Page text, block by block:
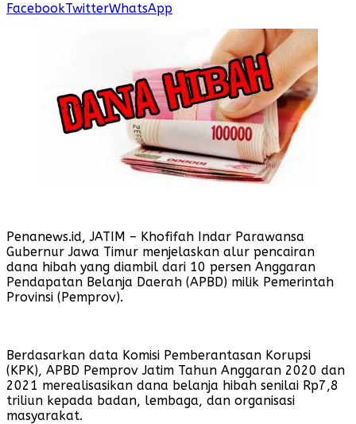
FacebookTwitterWhatsApp
Penanews.id, JATIM – Khofifah Indar Parawansa
Gubernur Jawa Timur menjelaskan alur pencairan
dana hibah yang diambil dari 10 persen Anggaran
Pendapatan Belanja Daerah (APBD) milik Pemerintah
Provinsi (Pemprov).
Berdasarkan data Komisi Pemberantasan Korupsi
(KPK), APBD Pemprov Jatim Tahun Anggaran 2020 dan
2021 merealisasikan dana belanja hibah senilai Rp7,8
triliun kepada badan, lembaga, dan organisasi
masyarakat.